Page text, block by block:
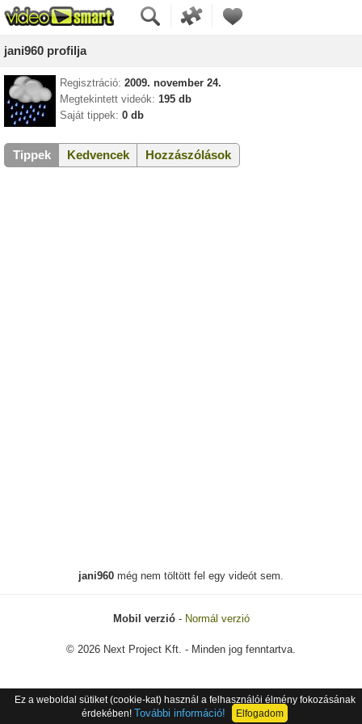
jani960 profilja
Regisztráció: 2009. november 24.
Megtekintett videók: 195 db
Saját tippek: 0 db
Tippek Kedvencek Hozzászólások
jani960 még nem töltött fel egy videót sem.
Mobil verzió- Normál verzió
© 2026 Next Project Kft. - Minden jog fenntartva.
Ez a weboldal sütiket (cookie-kat) használ a felhasználói élmény fokozásának
érdekében! További információ! Elfogadom